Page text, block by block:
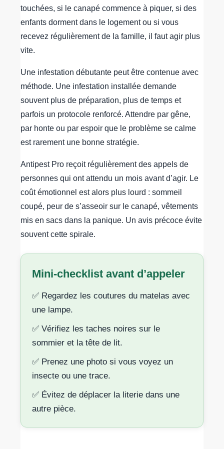
touchées, si le canapé commence à piquer, si des
enfants dorment dans le logement ou si vous
recevez régulièrement de la famille, il faut agir plus
vite.
Une infestation débutante peut être contenue avec
méthode. Une infestation installée demande
souvent plus de préparation, plus de temps et
parfois un protocole renforcé. Attendre par gêne,
par honte ou par espoir que le problème se calme
est rarement une bonne stratégie.
Antipest Pro reçoit régulièrement des appels de
personnes qui ont attendu un mois avant d’agir. Le
coût émotionnel est alors plus lourd : sommeil
coupé, peur de s’asseoir sur le canapé, vêtements
mis en sacs dans la panique. Un avis précoce évite
souvent cette spirale.
Mini-checklist avant d’appeler
✅ Regardez les coutures du matelas avec
une lampe.
✅ Vérifiez les taches noires sur le
sommier et la tête de lit.
✅ Prenez une photo si vous voyez un
insecte ou une trace.
✅ Évitez de déplacer la literie dans une
autre pièce.